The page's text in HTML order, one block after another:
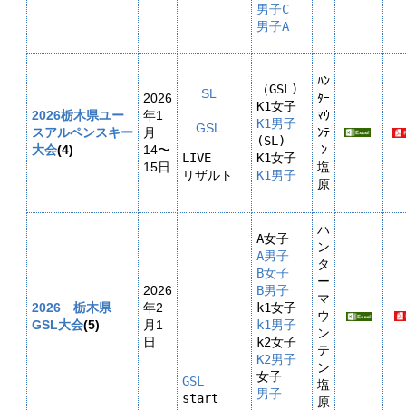
男子C
男子A
2026栃木県ユー
スアルペンスキー
大会(4)
2026
年1
月
14〜
15日
SL
GSL
LIVE
リザルト
（GSL)
K1男子
(SL)
K1男子
ﾊﾝ
ﾀｰ
ﾏｳ
ﾝﾃ
ﾝ
塩
原
2026 栃木県
GSL大会(5)
2026
年2
月1
日
GSL
start
A男子
B女子
B男子
k1男子
K2男子
男子
ハ
ン
タ
ー
マ
ウ
ン
テ
ン
塩
原